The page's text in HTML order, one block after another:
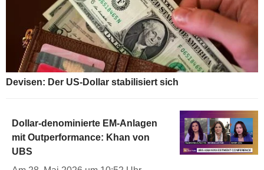
Devisen: Der US-Dollar stabilisiert sich
Dollar-denominierte EM-Anlagen
mit Outperformance: Khan von
UBS